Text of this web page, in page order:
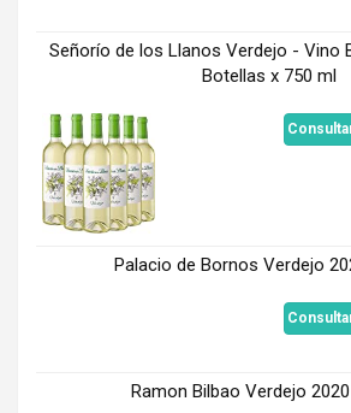
Señorío de los Llanos Verdejo - Vino
Botellas x 750 ml
Palacio de Bornos Verdejo
Ramon Bilbao Verdejo